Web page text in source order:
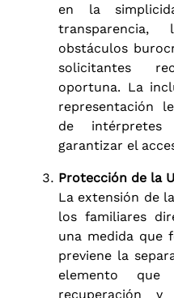
en la
obstáculos
solicitantes
oportuna. La
representación
de intérpretes
garantizar el
Protección de la
La extensión de
los familiares
una medida que
previene la
elemento
recuperación